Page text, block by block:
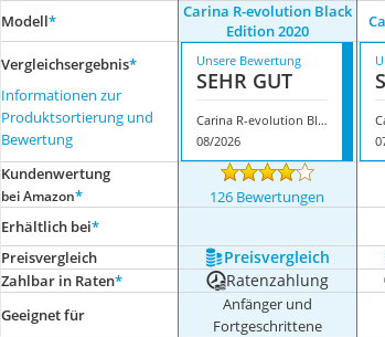
Modell*
Carina R-evolution Black
Edition 2020
Vergleichsergebnis*
Informationen zur
Produktsortierung und
Bewertung
Unsere Bewertung
SEHR GUT
Carina R-evolution Black Edition 2020
08/2026
Kundenwertung
bei Amazon* 126 Bewertungen
Erhältlich bei*
Preis­vergleich
Preis­vergleich
Zahlbar in Raten* Ratenzahlung
Geeignet für
Anfänger und
Fortgeschrittene